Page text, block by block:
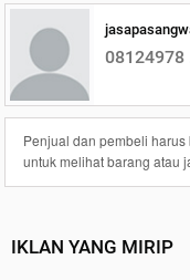
08124978
Penjual dan pembeli
untuk melihat barang atau
IKLAN YANG MIRIP